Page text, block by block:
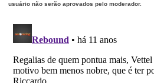
usuário não serão aprovados pelo moderador.